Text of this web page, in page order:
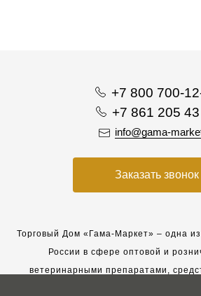
+7 800 700-
+7 861 205
info@gama-
Заказать звонок
Торговый Дом «Гама-Маркет» – одна
России в сфере оптовой и
ветеринарными препаратами,